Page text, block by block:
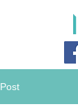
Post